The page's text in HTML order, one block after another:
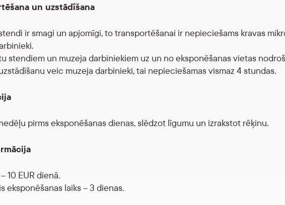
un uzstādīšana
ir smagi un apjomīgi, to transportēšanai ir nepieciešams kravas
stendiem un muzeja darbiniekiem uz un no eksponēšanas vietas
veic muzeja darbinieki, tai nepieciešamas vismaz 4 stundas.
pirms eksponēšanas dienas, slēdzot līgumu un izrakstot rēķinu.
10 EUR dienā.
eksponēšanas laiks – 3 dienas.